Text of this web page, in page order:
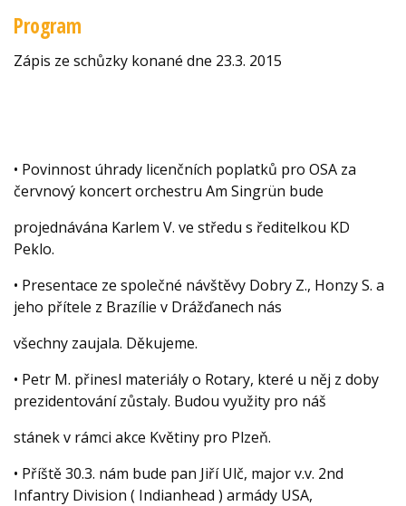
Program
Zápis ze schůzky konané dne 23.3. 2015
• Povinnost úhrady licenčních poplatků pro OSA za
červnový koncert orchestru Am Singrün bude
projednávána Karlem V. ve středu s ředitelkou KD
Peklo.
• Presentace ze společné návštěvy Dobry Z., Honzy S. a
jeho přítele z Brazílie v Drážďanech nás
všechny zaujala. Děkujeme.
• Petr M. přinesl materiály o Rotary, které u něj z doby
prezidentování zůstaly. Budou využity pro náš
stánek v rámci akce Květiny pro Plzeň.
• Příště 30.3. nám bude pan Jiří Ulč, major v.v. 2nd
Infantry Division ( Indianhead ) armády USA,